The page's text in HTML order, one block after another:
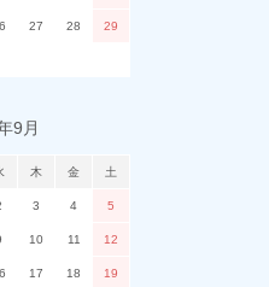
27 28 29
9月
木 金 土
3 4 5
10 11 12
17 18 19